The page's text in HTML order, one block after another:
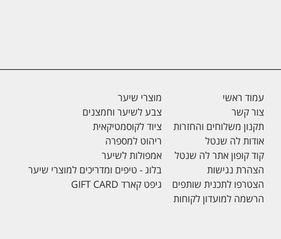
עמוד ראשי
צור קשר
תקנון משלוחים והחזרות
אודות לה שנטל
קוד קופון אתר לה שנטל
הצהרת נגישות
הצטרפו לתכנית שותפים
הרשמה למועדון לקוחות
מוצרי שיער
צבע לשיער וחמצנים
ציוד לקוסמטיקאית
ריהוט למספרה
אמפולות לשיער
בלוג - טיפים ומדריכים למוצרי שיער
גיפט קארד GIFT CARD